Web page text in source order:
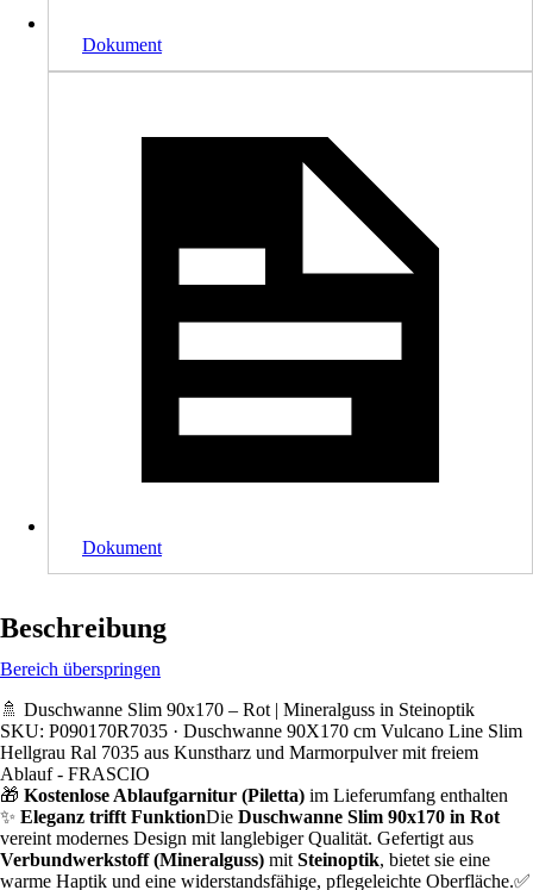
Dokument
Dokument
Beschreibung
Bereich überspringen
🚿 Duschwanne Slim 90x170 – Rot | Mineralguss in Steinoptik
SKU: P090170R7035 · Duschwanne 90X170 cm Vulcano Line Slim
Hellgrau Ral 7035 aus Kunstharz und Marmorpulver mit freiem
Ablauf - FRASCIO
🎁 Kostenlose Ablaufgarnitur (Piletta) im Lieferumfang enthalten
✨ Eleganz trifft FunktionDie Duschwanne Slim 90x170 in Rot
vereint modernes Design mit langlebiger Qualität. Gefertigt aus
Verbundwerkstoff (Mineralguss) mit Steinoptik, bietet sie eine
warme Haptik und eine widerstandsfähige, pflegeleichte Oberfläche.✅